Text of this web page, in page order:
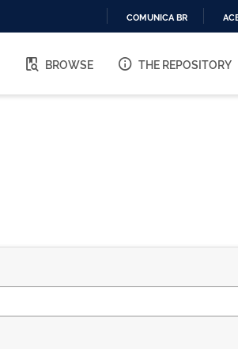
O
COMUNICA BR
BROWSE THE REPOSITORY